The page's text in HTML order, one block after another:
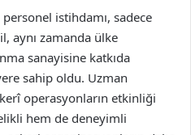
istihdamı, sadece
aynı zamanda ülke
sanayisine katkıda
sahip oldu. Uzman
operasyonların etkinliği
hem de deneyimli